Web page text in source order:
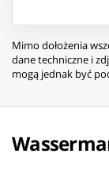
Mimo dołożenia
dane techniczne i
mogą jednak być